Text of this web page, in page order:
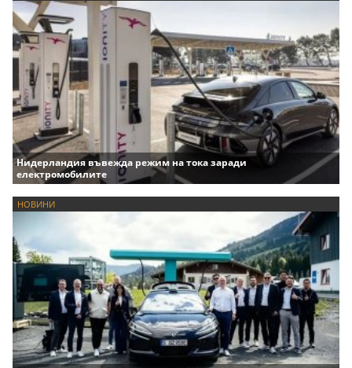
Нидерландия въвежда режим на тока заради
електромобилите
НОВИНИ